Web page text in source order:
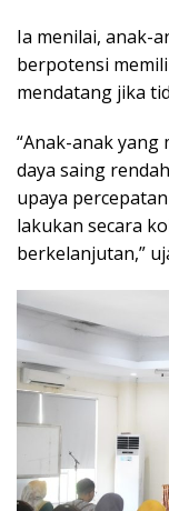
Ia menilai, anak-
berpotensi
mendatang jika
“Anak-anak
daya saing
upaya
lakukan secara
berkelanjutan,”